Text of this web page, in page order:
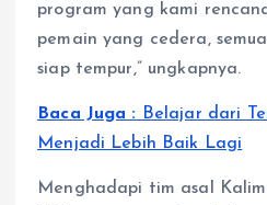
program yang kami
pemain yang cedera,
siap tempur,” ungkapnya.
Baca Juga : Belajar dari
Menjadi Lebih Baik Lagi
Menghadapi tim asal